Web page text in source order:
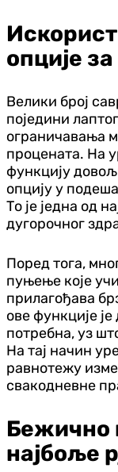
опције
Велики број
поједини
ограничавања
процената. На
функцију
опцију у
То је једна од
дугорочног
Поред тога,
пуњење које
прилагођава
ове функције
потребна, уз
На тај начин
равнотежу
свакодневне
Бежично
најбоље